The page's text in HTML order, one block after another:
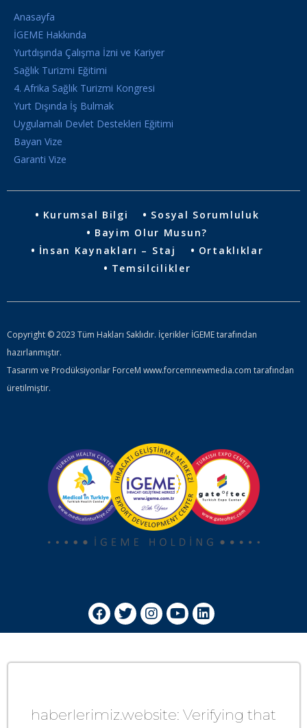
Anasayfa
İGEME Hakkında
Yurtdışında Çalışma İzni ve Kariyer
Sağlık Turizmi Eğitimi
4. Afrika Sağlık Turizmi Kongresi
Yurt Dışında İş Bulmak
Uygulamalı Devlet Destekleri Eğitimi
Bayan Vize
Garanti Vize
Kurumsal Bilgi
Sosyal Sorumluluk
Bayim Olur Musun?
İnsan Kaynakları – Staj
Ortaklıklar
Temsilcilikler
Copyright © 2023 Tüm Hakları Saklıdır. İçerikler İGEME tarafından
hazırlanmıştır.
Tasarım ve Prodüksiyonlar ForceM www.forcemnewmedia.com tarafından
üretilmiştir.
haberlerimiz.website: Verifying that